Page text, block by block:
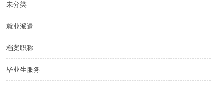
未分类
就业派遣
档案职称
毕业生服务